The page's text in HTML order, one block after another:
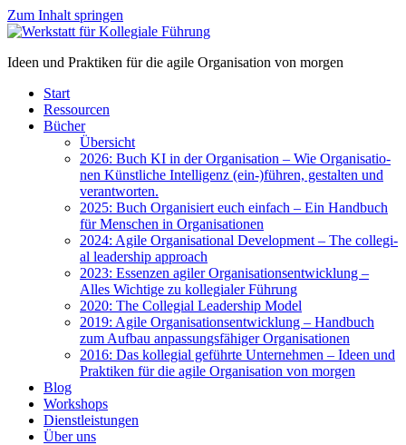
Zum Inhalt springen
Ideen und Praktiken für die agile Organisation von morgen
Start
Res­sour­cen
Bücher
Über­sicht
2026: Buch KI in der Orga­ni­sa­ti­on – Wie Orga­ni­sa­tio­
nen Künst­li­che Intel­li­genz (ein-)führen, gestal­ten und
ver­ant­wor­ten.
2025: Buch Orga­ni­siert euch ein­fach – Ein Hand­buch
für Men­schen in Orga­ni­sa­tio­nen
2024: Agi­le Orga­ni­sa­tio­nal Deve­lo­p­ment – The col­le­gi­
al lea­der­ship approach
2023: Essen­zen agi­ler Orga­ni­sa­ti­ons­ent­wick­lung –
Alles Wich­ti­ge zu kol­le­gia­ler Füh­rung
2020: The Col­le­gi­al Lea­der­ship Model
2019: Agi­le Orga­ni­sa­ti­ons­ent­wick­lung – Hand­buch
zum Auf­bau anpas­sungs­fä­hi­ger Orga­ni­sa­tio­nen
2016: Das kol­le­gi­al geführ­te Unter­neh­men – Ideen und
Prak­ti­ken für die agi­le Orga­ni­sa­ti­on von mor­gen
Blog
Work­shops
Dienst­leis­tun­gen
Über uns